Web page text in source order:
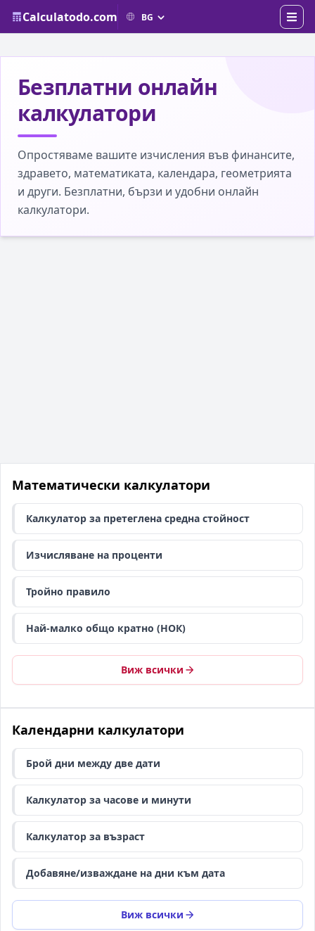
Calculatodo.com
Безплатни онлайн
калкулатори
Опростяваме вашите изчисления във финансите,
здравето, математиката, календара, геометрията
и други. Безплатни, бързи и удобни онлайн
калкулатори.
Математически калкулатори
Калкулатор за претеглена средна стойност
Изчисляване на проценти
Тройно правило
Най-малко общо кратно (НОК)
Виж всички
Календарни калкулатори
Брой дни между две дати
Калкулатор за часове и минути
Калкулатор за възраст
Добавяне/изваждане на дни към дата
Виж всички